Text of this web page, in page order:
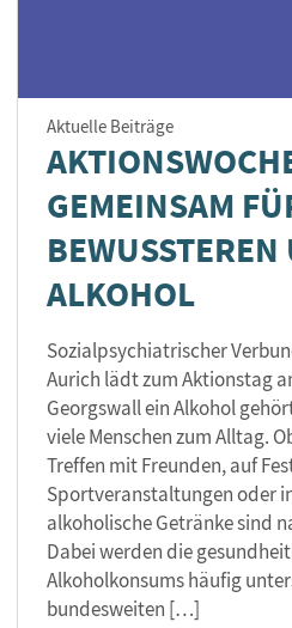
Aktuelle Beiträge
GEMEINSAM
ALKOHOL
Sozialpsychiatrischer
Aurich lädt zum Aktionstag
Georgswall ein Alkohol
viele Menschen zum Alltag.
Treffen mit Freunden, auf
Sportveranstaltungen oder
alkoholische Getränke sind
Dabei werden die
Alkoholkonsums häufig
bundesweiten […]